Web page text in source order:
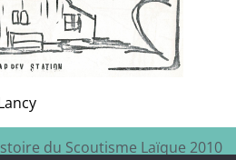
du Scoutisme Laïque 2010